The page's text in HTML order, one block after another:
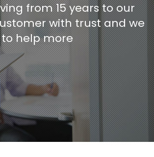
from 15 years to our
with trust and we
help more